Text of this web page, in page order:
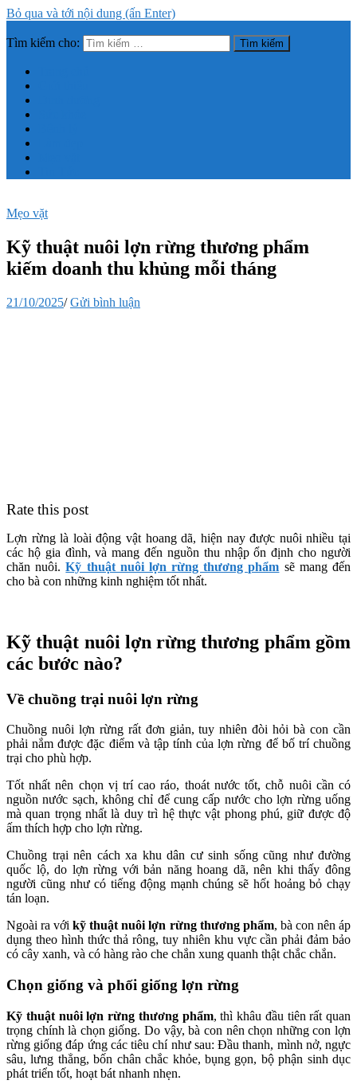
Bỏ qua và tới nội dung (ấn Enter)
Trang thông tin tổng hợp về sức khỏe, làm đẹp
Tìm kiếm cho:
Mẹo vặt
Kỹ thuật nuôi lợn rừng thương phẩm
kiếm doanh thu khủng mỗi tháng
21/10/2025/Gửi bình luận
Rate this post
Lợn rừng là loài động vật hoang dã, hiện nay được nuôi nhiều tại
các hộ gia đình, và mang đến nguồn thu nhập ổn định cho người
chăn nuôi.Kỹ thuật nuôi lợn rừng thương phẩm sẽ mang đến
cho bà con những kinh nghiệm tốt nhất.
Kỹ thuật nuôi lợn rừng thương phẩm gồm
các bước nào?
Về chuồng trại nuôi lợn rừng
Chuồng nuôi lợn rừng rất đơn giản, tuy nhiên đòi hỏi bà con cần
phải nắm được đặc điểm và tập tính của lợn rừng để bố trí chuồng
trại cho phù hợp.
Tốt nhất nên chọn vị trí cao ráo, thoát nước tốt, chỗ nuôi cần có
nguồn nước sạch, không chỉ để cung cấp nước cho lợn rừng uống
mà quan trọng nhất là duy trì hệ thực vật phong phú, giữ được độ
ấm thích hợp cho lợn rừng.
Chuồng trại nên cách xa khu dân cư sinh sống cũng như đường
quốc lộ, do lợn rừng với bản năng hoang dã, nên khi thấy đông
người cũng như có tiếng động mạnh chúng sẽ hốt hoảng bỏ chạy
tán loạn.
Ngoài ra vớikỹ thuật nuôi lợn rừng thương phẩm, bà con nên áp
dụng theo hình thức thả rông, tuy nhiên khu vực cần phải đảm bảo
có cây xanh, và có hàng rào che chắn xung quanh thật chắc chắn.
Chọn giống và phối giống lợn rừng
Kỹ thuật nuôi lợn rừng thương phẩm, thì khâu đầu tiên rất quan
trọng chính là chọn giống. Do vậy, bà con nên chọn những con lợn
rừng giống đáp ứng các tiêu chí như sau: Đầu thanh, mình nở, ngực
sâu, lưng thẳng, bốn chân chắc khỏe, bụng gọn, bộ phận sinh dục
phát triển tốt, hoạt bát nhanh nhẹn.